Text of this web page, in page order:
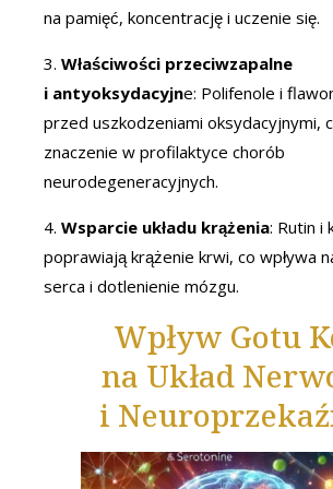
na pamięć, koncentrację i uczenie się.
3. Właściwości przeciwzapalne
i antyoksydacyjne: Polifenole i
przed uszkodzeniami oksydacyjnymi,
znaczenie w profilaktyce chorób
neurodegeneracyjnych.
4. Wsparcie układu krążenia: Rutin i
poprawiają krążenie krwi, co wpływa
serca i dotlenienie mózgu.
Wpływ Gotu
na Układ
i